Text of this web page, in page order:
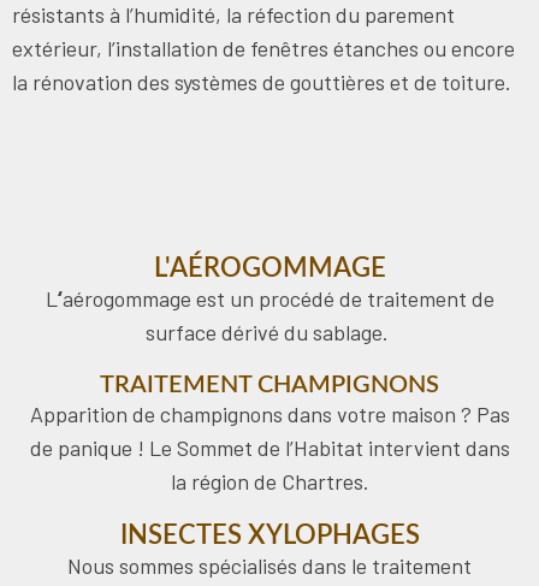
résistants à l’humidité, la réfection du parement
extérieur, l’installation de fenêtres étanches ou encore
la rénovation des systèmes de gouttières et de toiture.
L'AÉROGOMMAGE
L ‘aérogommage est un procédé de traitement de
surface dérivé du sablage.
TRAITEMENT CHAMPIGNONS
Apparition de champignons dans votre maison ? Pas
de panique ! Le Sommet de l’Habitat intervient dans
la région de Chartres.
INSECTES XYLOPHAGES
Nous sommes spécialisés dans le traitement